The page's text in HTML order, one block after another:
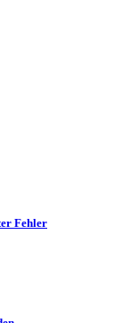
Fehler